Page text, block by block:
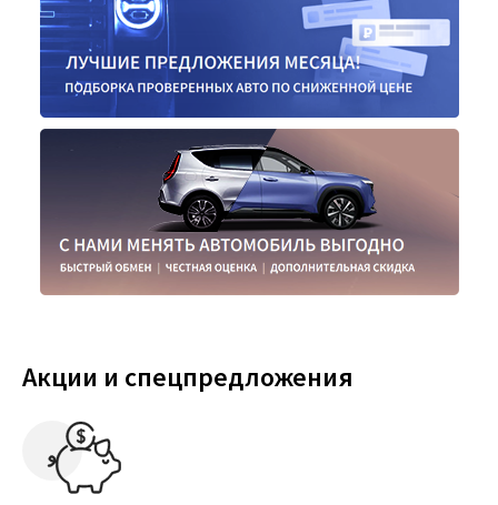
Акции и спецпредложения